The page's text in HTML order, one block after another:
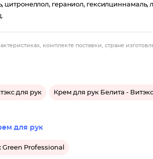
гераниол, гексилциннамаль,
комплекте поставки, стране
для рук Крем для рук Белита - Витэкс
для рук
Green Professional